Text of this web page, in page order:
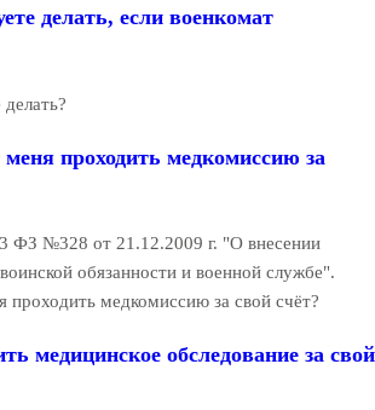
делать, если военкомат
проходить медкомиссию за
ФЗ №328 от 21.12.2009 г. "О внесении
обязанности и военной службе".
проходить медкомиссию за свой счёт?
медицинское обследование за свой